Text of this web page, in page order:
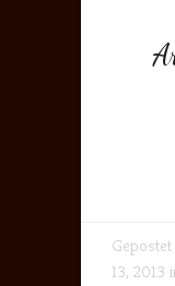
13, 2013